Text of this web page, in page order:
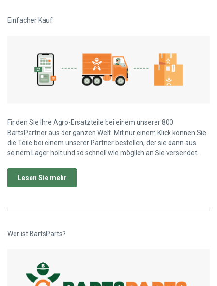
Einfacher Kauf
Finden Sie Ihre Agro-Ersatzteile bei einem unserer 800
BartsPartner aus der ganzen Welt. Mit nur einem Klick können Sie
die Teile bei einem unserer Partner bestellen, der sie dann aus
seinem Lager holt und so schnell wie möglich an Sie versendet.
Lesen Sie mehr
Wer ist BartsParts?